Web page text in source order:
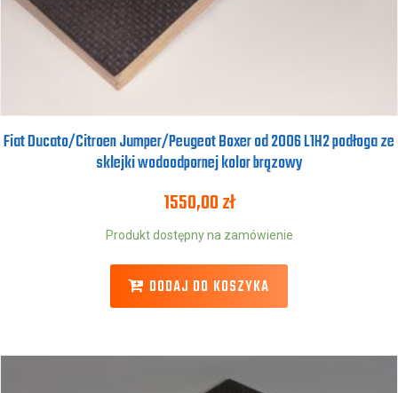
Fiat Ducato/Citroen Jumper/Peugeot Boxer od 2006 L1H2 podłoga ze
sklejki wodoodpornej kolor brązowy
1550,00zł
Produkt dostępny na zamówienie
DODAJ DO KOSZYKA